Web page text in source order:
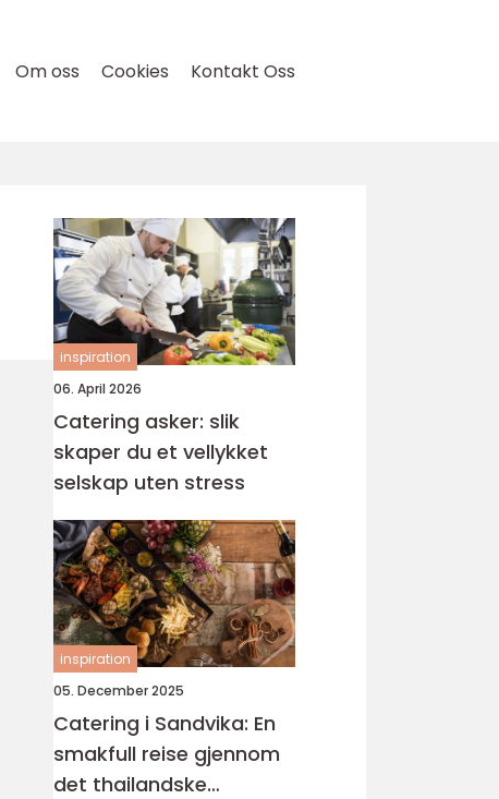
Om oss Cookies Kontakt Oss
inspiration
06. April 2026
Catering asker: slik
skaper du et vellykket
selskap uten stress
inspiration
05. December 2025
Catering i Sandvika: En
smakfull reise gjennom
det thailandske